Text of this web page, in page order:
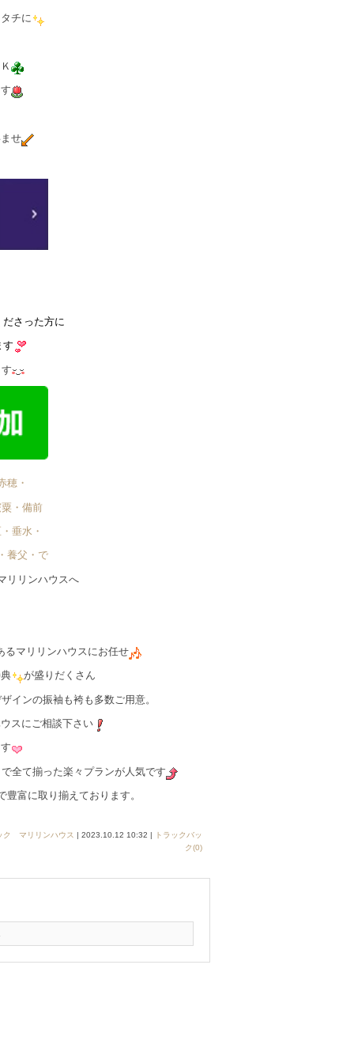
チに
せ
さった方に
す
穂・
・備前
垂水・
養父・で゙
リリンハウスへ
るマリリンハウスにお任せ
が盛りだくさん
インの振袖も袴も多数ご用意。
スにご相談下さい
全て揃った楽々プランが人気です
富に取り揃えております。
ク マリリンハウス | 2023.10.12 10:32 |
トラックバッ
ク(0)